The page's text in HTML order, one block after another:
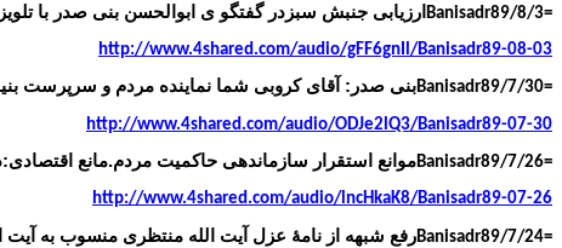
Banisadr89/8/3= ارزیابی جنبش سبزدر گفتگو ی ابوالحسن بنی صدر با
http://www.4shared.com/audio/gFF6gnIl/Banisadr89-08-03
Banisadr89/7/30=بنی صدر: آقای کروبی شما نماینده مردم و سرپرست
http://www.4shared.com/audio/ODJe2lQ3/Banisadr89-07-30
Banisadr89/7/26=موانع استقرار سازماندهی حاکمیت مردم.مانع
http://www.4shared.com/audio/lncHkaK8/Banisadr89-07-26
Banisadr89/7/24=رفع شبهه از نامۀ عزل آیت الله منتظری منسوب به آیت